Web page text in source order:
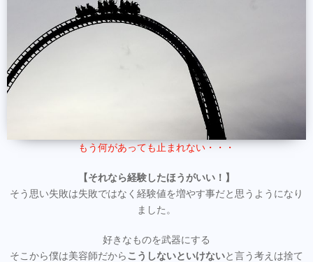
もう何があっても止まれない・・・
【それなら経験したほうがいい！】
そう思い失敗は失敗ではなく経験値を増やす事だと思うようになり
ました。
好きなものを武器にする
そこから僕は美容師だからこうしないといけないと言う考えは捨て